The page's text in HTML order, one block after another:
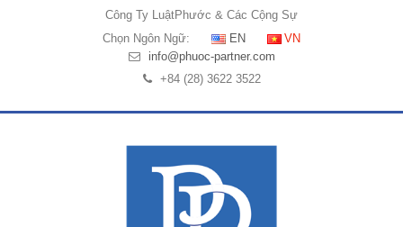
Công Ty LuậtPhước & Các Cộng Sự
Chọn Ngôn Ngữ:
EN
VN
info@phuoc-partner.com
+84 (28) 3622 3522